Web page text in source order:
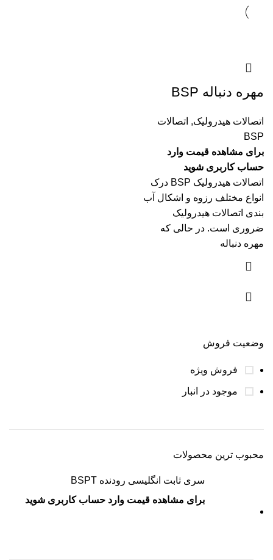
وضعیت فروش
فروش ویژه
موجود در انبار
محبوب ترین محصولات
سری ثابت انگلیسی رودنده BSPT
برای مشاهده قیمت وارد حساب کاربری شوید
مهره دنباله BSP
اتصالات هیدرولیک, اتصالات
BSP
برای مشاهده قیمت وارد
حساب کاربری شوید
اتصالات هیدرولیک BSP درک
انواع مختلف رزوه و اشکال آب
بندی اتصالات هیدرولیک
ضروری است. در حالی که
مهره دنباله